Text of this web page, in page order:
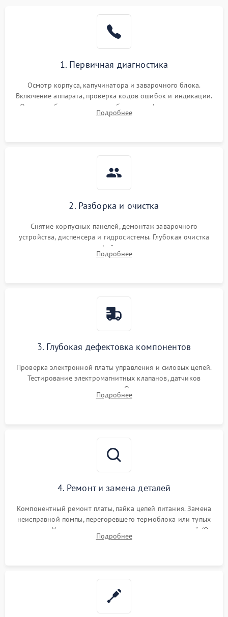
1. Первичная диагностика
Осмотр корпуса, капучинатора и заварочного блока.
Включение аппарата, проверка кодов ошибок и индикации.
Оценка работы помпы, термоблока и кофемолки на слух.
Измерение температуры и давления воды для выявления
Подробнее
2. Разборка и очистка
Снятие корпусных панелей, демонтаж заварочного
устройства, диспенсера и гидросистемы. Глубокая очистка
внутренних узлов от кофейных масел, жмыха и накипи.
Промывка дренажных каналов и фильтров с использованием
Подробнее
3. Глубокая дефектовка компонентов
Проверка электронной платы управления и силовых цепей.
Тестирование электромагнитных клапанов, датчиков
температуры и расходомера. Оценка степени износа
жерновов кофемолки, уплотнительных колец гидросистемы
Подробнее
4. Ремонт и замена деталей
Компонентный ремонт платы, пайка цепей питания. Замена
неисправной помпы, перегоревшего термоблока или тупых
жерновов. Установка новых силиконовых уплотнителей (O-
ring) и тефлоновых трубок для надежного устранения
Подробнее